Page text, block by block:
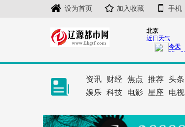
设为首页 加入收藏 手机
资讯 财经 焦点 推荐 头条
娱乐 科技 电影 星座 电视